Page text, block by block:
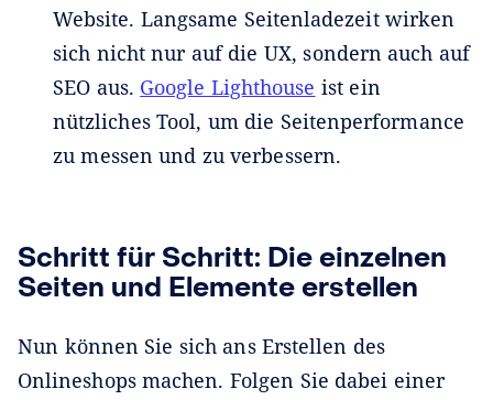
Website. Langsame Seitenladezeit wirken
sich nicht nur auf die UX, sondern auch auf
SEO aus. Google Lighthouse ist ein
nützliches Tool, um die Seitenperformance
zu messen und zu verbessern.
Schritt für Schritt: Die einzelnen
Seiten und Elemente erstellen
Nun können Sie sich ans Erstellen des
Onlineshops machen. Folgen Sie dabei einer